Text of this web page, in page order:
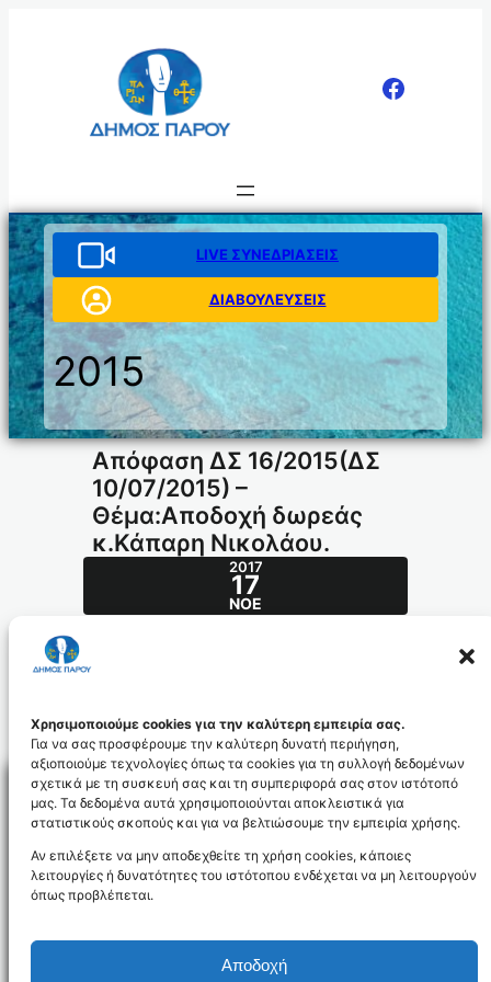
Χρησιμοποιούμε cookies για την καλύτερη εμπειρία σας.
Για να σας προσφέρουμε την καλύτερη δυνατή περιήγηση,
αξιοποιούμε τεχνολογίες όπως τα cookies για τη συλλογή δεδομένων
σχετικά με τη συσκευή σας και τη συμπεριφορά σας στον ιστότοπό
μας. Τα δεδομένα αυτά χρησιμοποιούνται αποκλειστικά για
στατιστικούς σκοπούς και για να βελτιώσουμε την εμπειρία χρήσης.
Αν επιλέξετε να μην αποδεχθείτε τη χρήση cookies, κάποιες
λειτουργίες ή δυνατότητες του ιστότοπου ενδέχεται να μη λειτουργούν
όπως προβλέπεται.
Αποδοχή
LIVE ΣΥΝΕΔΡΙΑΣΕΙΣ
ΔΙΑΒΟΥΛΕΥΣΕΙΣ
2015
Απόφαση ΔΣ 16/2015(ΔΣ
10/07/2015) –
Θέμα:Αποδοχή δωρεάς
κ.Κάπαρη Νικολάου.
2017
17
ΝΟΈ
226_id4289
NEWSLETTER